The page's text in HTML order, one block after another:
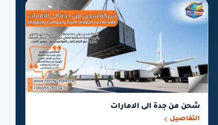
شحن من جدة الى الامارات
التفاصيل